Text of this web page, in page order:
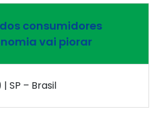
consumidores
vai piorar
SP – Brasil